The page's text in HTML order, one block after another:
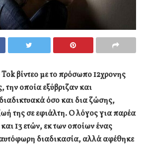
βίντεο με το πρόσωπο 12χρονης
την οποία εξύβριζαν και
όσο και δια ζώσης,
της σε εφιάλτη. Ο λόγος για παρέα
13 ετών, εκ των οποίων ένας
διαδικασία, αλλά αφέθηκε